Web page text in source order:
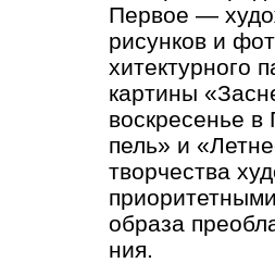
Пер­вое —
ри­сун­ков и
хи­тек­тур­но­го
кар­ти­ны
вос­кре­се­нье
пель» и
твор­че­ства
об­ра­за
ния.